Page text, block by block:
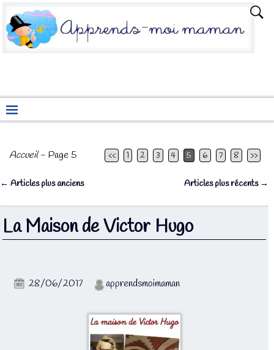
Accueil- Page 5 << 1 2 3 4 5 6 7 8 >>
← Articles plus anciens Articles plus récents →
La Maison de Victor Hugo
28/06/2017 apprendsmoimaman